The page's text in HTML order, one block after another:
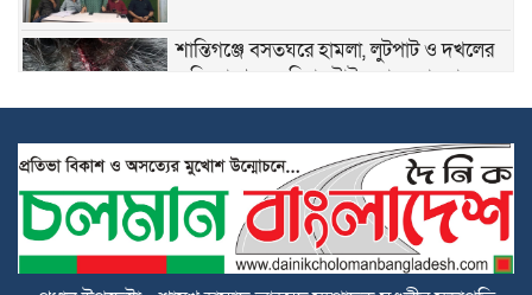
শান্তিগঞ্জে বসতঘরে হামলা, লুটপাট ও দখলের
অভিযোগে দ্রুত বিচার ট্রাইব্যুনালে মামলা
কেন্দ্রীয় কৃষক দলের সহ-সাধারণ সম্পাদক
আনিসুল হকের জন্মদিনে সামাজিক
যোগাযোগমাধ্যমে শুভেচ্ছার জোয়ার
হৃদয়ের ডাকের উদ্যোগে কর্ণফুলীতে বৃক্ষরোপণ
ও চারা বিতরণ কর্মসূচি অনুষ্ঠিত